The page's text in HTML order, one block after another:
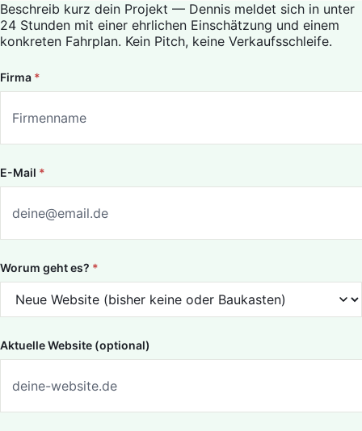
Beschreib kurz dein Projekt — Dennis meldet sich in unter
24 Stunden mit einer ehrlichen Einschätzung und einem
konkreten Fahrplan. Kein Pitch, keine Verkaufsschleife.
Firma *
E-Mail *
Worum geht es? *
Aktuelle Website (optional)